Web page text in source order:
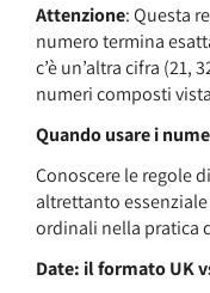
Attenzione: Questa
numero termina
c’è un’altra cifra
numeri composti
Quando usare i
Conoscere le regole
altrettanto
ordinali nella pratica
Date: il formato UK